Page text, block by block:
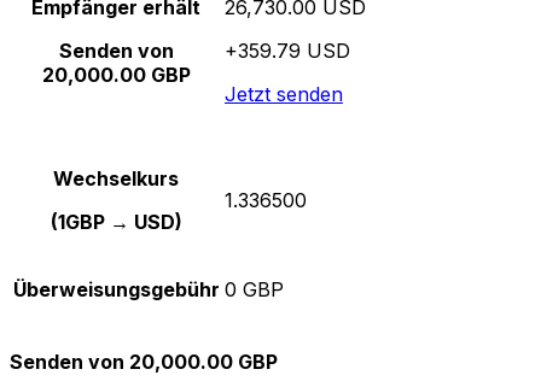
Empfänger erhält
Senden von
20,000.00 GBP
26,730.00 USD
+359.79 USD
Jetzt senden
Wechselkurs
(1GBP → USD)
1.336500
Überweisungsgebühr 0 GBP
Senden von 20,000.00 GBP